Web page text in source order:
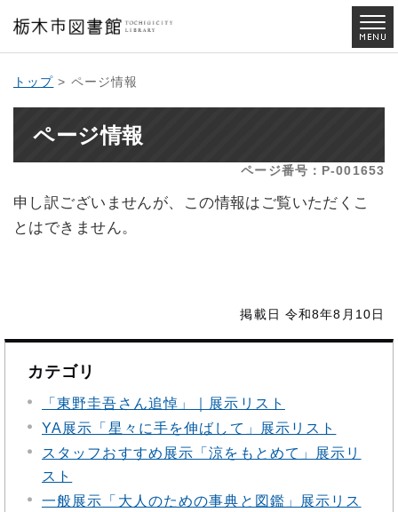
トップ > ページ情報
ページ情報
ページ番号：P-001653
申し訳ございませんが、この情報はご覧いただくこ
とはできません。
掲載日 令和8年8月10日
カテゴリ
「東野圭吾さん追悼」｜展示リスト
YA展示「星々に手を伸ばして」展示リスト
スタッフおすすめ展示「涼をもとめて」展示リ
スト
一般展示「大人のための事典と図鑑」展示リス